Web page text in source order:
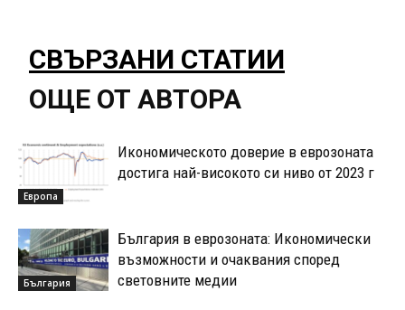
СВЪРЗАНИ СТАТИИ
ОЩЕ ОТ АВТОРА
Европа
Икономическото доверие в еврозоната
достига най-високото си ниво от 2023 г
България
България в еврозоната: Икономически
възможности и очаквания според
световните медии